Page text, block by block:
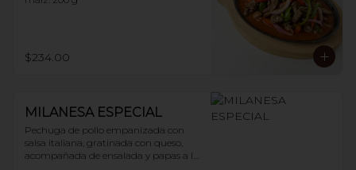
$234.00
MILANESA ESPECIAL
Pechuga de pollo empanizada con
salsa italiana, gratinada con queso,
acompañada de ensalada y papas a la